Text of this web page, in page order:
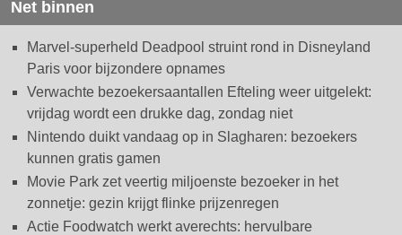
Net binnen
Marvel-superheld Deadpool struint rond in Disneyland
Paris voor bijzondere opnames
Verwachte bezoekersaantallen Efteling weer uitgelekt:
vrijdag wordt een drukke dag, zondag niet
Nintendo duikt vandaag op in Slagharen: bezoekers
kunnen gratis gamen
Movie Park zet veertig miljoenste bezoeker in het
zonnetje: gezin krijgt flinke prijzenregen
Actie Foodwatch werkt averechts: hervulbare